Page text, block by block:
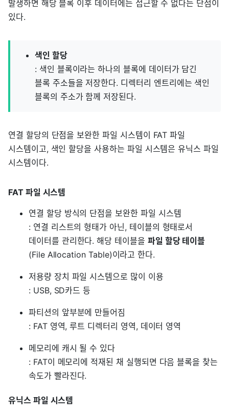
발생하면 해당 블록 이후 데이터에는 접근할 수 없다는 단점이
있다.
색인 할당
: 색인 블록이라는 하나의 블록에 데이터가 담긴
블록 주소들을 저장한다. 디렉터리 엔트리에는 색인
블록의 주소가 함께 저장된다.
연결 할당의 단점을 보완한 파일 시스템이 FAT 파일
시스템이고, 색인 할당을 사용하는 파일 시스템은 유닉스 파일
시스템이다.
FAT 파일 시스템
연결 할당 방식의 단점을 보완한 파일 시스템
: 연결 리스트의 형태가 아닌, 테이블의 형태로서
데이터를 관리한다. 해당 테이블을 파일 할당 테이블
(File Allocation Table)이라고 한다.
저용량 장치 파일 시스템으로 많이 이용
: USB, SD카드 등
파티션의 앞부분에 만들어짐
: FAT 영역, 루트 디렉터리 영역, 데이터 영역
메모리에 캐시 될 수 있다
: FAT이 메모리에 적재된 채 실행되면 다음 블록을 찾는
속도가 빨라진다.
유닉스 파일 시스템